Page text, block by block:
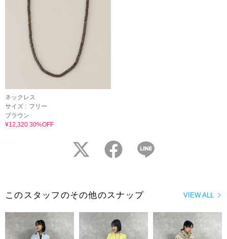
ネックレス
サイズ : フリー
ブラウン
¥12,320 30%OFF
twitter facebook
VIEW ALL
このスタッフのその他のスナップ